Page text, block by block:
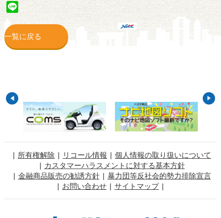
Line
一覧に戻る
所有権解除 リコール情報
個人情報の取り扱いについて
カスタマーハラスメントに対する基本方針
金融商品販売の勧誘方針
暴力団等反社会的勢力排除宣言
お問い合わせ
サイトマップ